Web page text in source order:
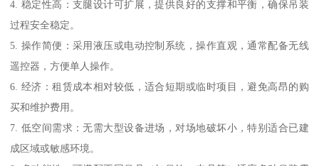
4. 稳定性高：支腿设计可扩展，提供良好的支撑和平衡，确保吊装
过程安全稳定。
5. 操作简便：采用液压或电动控制系统，操作直观，通常配备无线
遥控器，方便单人操作。
6. 经济：租赁成本相对较低，适合短期或临时项目，避免高昂的购
买和维护费用。
7. 低空间需求：无需大型设备进场，对场地破坏小，特别适合已建
成区域或敏感环境。